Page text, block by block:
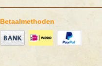
Betaalmethoden